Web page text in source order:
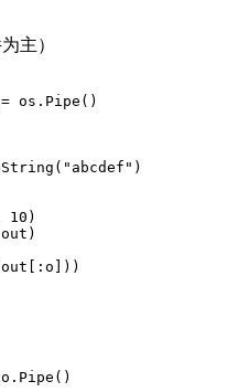
主）
os.Pipe()
"abcdef" )
10 )